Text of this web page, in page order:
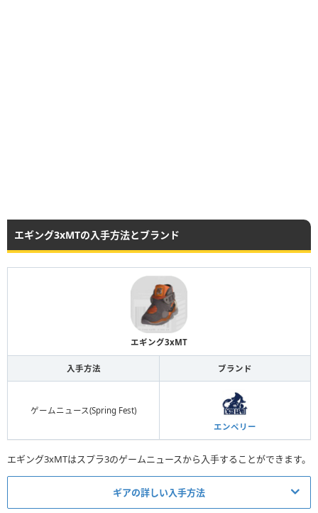
エギング3xMTの入手方法とブランド
エギング3xMT
入手方法 ブランド
ゲームニュース(Spring Fest)
エンペリー
エギング3xMTはスプラ3のゲームニュースから入手することができます。
ギアの詳しい入手方法